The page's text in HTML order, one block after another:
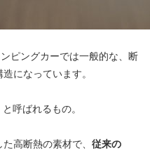
ピングカーでは一般的な、断
になっています。
と呼ばれるもの。
高断熱の素材で、 従来の